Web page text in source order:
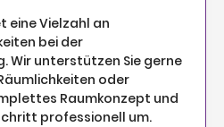
eine Vielzahl an
bei der
Wir unterstützen Sie gerne
oder
Raumkonzept und
professionell um.